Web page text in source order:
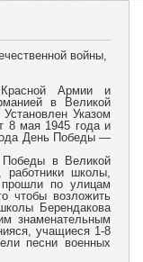
войны,
Армии и
в Великой
Указом
8 мая 1945 года и
День Победы —
Победы в Великой
работники школы,
прошли по улицам
чтобы возложить
Берендакова
знаменательным
учащиеся 1-8
песни военных